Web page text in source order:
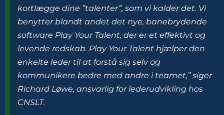
kortlægge dine ”talenter”, som vi kalder det. Vi
benytter blandt andet det nye, banebrydende
software Play Your Talent, der er et effektivt og
levende redskab. Play Your Talent hjælper den
enkelte leder til at forstå sig selv og
kommunikere bedre med andre i teamet,” siger
Richard Løwe, ansvarlig for lederudvikling hos
CNSLT.